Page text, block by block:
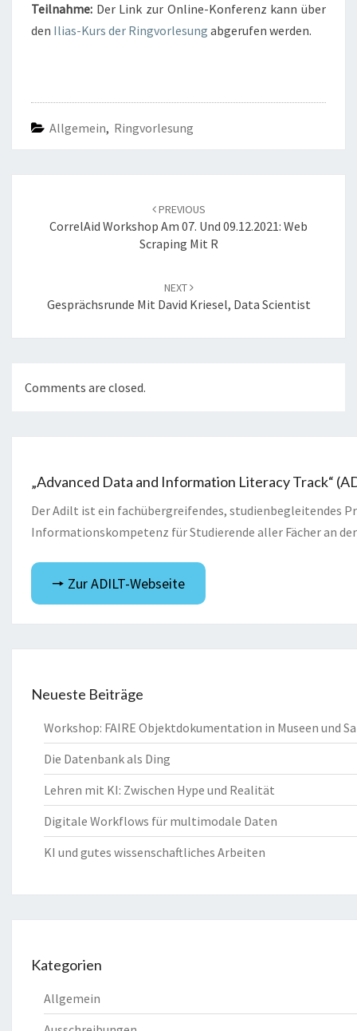
Teilnahme: Der Link zur Online-Konferenz kann über
den Ilias-Kurs der Ringvorlesung abgerufen werden.
Allgemein, Ringvorlesung
PREVIOUS
CorrelAid Workshop Am 07. Und 09.12.2021: Web
Scraping Mit R
NEXT
Gesprächsrunde Mit David Kriesel, Data Scientist
Comments are closed.
„Advanced Data and Information Literacy Track“
Der Adilt ist ein fachübergreifendes, studienbegleitendes
Informationskompetenz für Studierende aller Fächer an
🠖 Zur ADILT-Webseite
Neueste Beiträge
Workshop: FAIRE Objektdokumentation in Museen und
Die Datenbank als Ding
Lehren mit KI: Zwischen Hype und Realität
Digitale Workflows für multimodale Daten
KI und gutes wissenschaftliches Arbeiten
Kategorien
Allgemein